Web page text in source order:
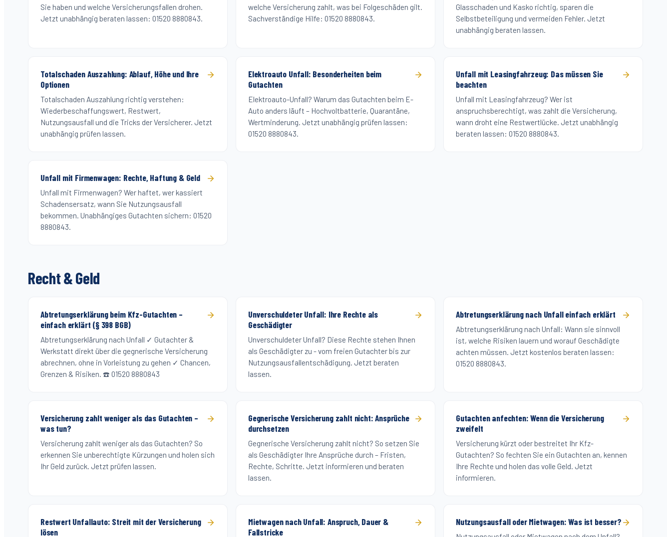
Sie haben und welche Versicherungsfallen drohen.
Jetzt unabhängig beraten lassen: 01520 8880843.
welche Versicherung zahlt, was bei Folgeschäden gilt.
Sachverständige Hilfe: 01520 8880843.
Glasschaden und Kasko richtig, sparen die
Selbstbeteiligung und vermeiden Fehler. Jetzt
unabhängig beraten lassen.
Totalschaden Auszahlung: Ablauf, Höhe und Ihre
Optionen
Totalschaden Auszahlung richtig verstehen:
Wiederbeschaffungswert, Restwert,
Nutzungsausfall und die Tricks der Versicherer. Jetzt
unabhängig prüfen lassen.
Elektroauto Unfall: Besonderheiten beim
Gutachten
Elektroauto-Unfall? Warum das Gutachten beim E-
Auto anders läuft – Hochvoltbatterie, Quarantäne,
Wertminderung. Jetzt unabhängig prüfen lassen:
01520 8880843.
Unfall mit Leasingfahrzeug: Das müssen Sie
beachten
Unfall mit Leasingfahrzeug? Wer ist
anspruchsberechtigt, was zahlt die Versicherung,
wann droht eine Restwertlücke. Jetzt unabhängig
beraten lassen: 01520 8880843.
Unfall mit Firmenwagen: Rechte, Haftung & Geld
Unfall mit Firmenwagen? Wer haftet, wer kassiert
Schadensersatz, wann Sie Nutzungsausfall
bekommen. Unabhängiges Gutachten sichern: 01520
8880843.
Recht & Geld
Abtretungserklärung beim Kfz-Gutachten –
einfach erklärt (§ 398 BGB)
Abtretungserklärung nach Unfall ✓ Gutachter &
Werkstatt direkt über die gegnerische Versicherung
abrechnen, ohne in Vorleistung zu gehen ✓ Chancen,
Grenzen & Risiken. ☎️ 01520 8880843
Unverschuldeter Unfall: Ihre Rechte als
Geschädigter
Unverschuldeter Unfall? Diese Rechte stehen Ihnen
als Geschädigter zu - vom freien Gutachter bis zur
Nutzungsausfallentschädigung. Jetzt beraten
lassen.
Abtretungserklärung nach Unfall einfach erklärt
Abtretungserklärung nach Unfall: Wann sie sinnvoll
ist, welche Risiken lauern und worauf Geschädigte
achten müssen. Jetzt kostenlos beraten lassen:
01520 8880843.
Versicherung zahlt weniger als das Gutachten –
was tun?
Versicherung zahlt weniger als das Gutachten? So
erkennen Sie unberechtigte Kürzungen und holen sich
Ihr Geld zurück. Jetzt prüfen lassen.
Gegnerische Versicherung zahlt nicht: Ansprüche
durchsetzen
Gegnerische Versicherung zahlt nicht? So setzen Sie
als Geschädigter Ihre Ansprüche durch – Fristen,
Rechte, Schritte. Jetzt informieren und beraten
lassen.
Gutachten anfechten: Wenn die Versicherung
zweifelt
Versicherung kürzt oder bestreitet Ihr Kfz-
Gutachten? So fechten Sie ein Gutachten an, kennen
Ihre Rechte und holen das volle Geld. Jetzt
informieren.
Restwert Unfallauto: Streit mit der Versicherung
lösen
Mietwagen nach Unfall: Anspruch, Dauer &
Fallstricke
Nutzungsausfall oder Mietwagen: Was ist besser?